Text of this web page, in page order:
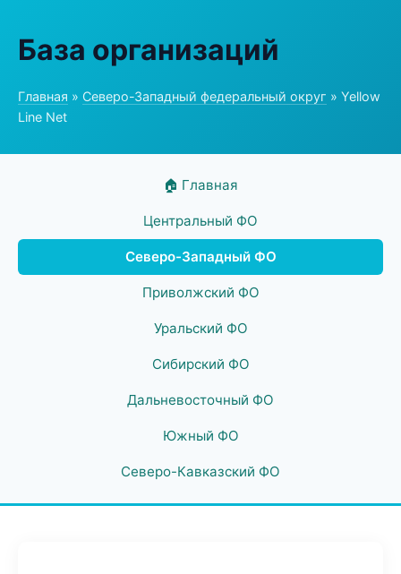
База организаций
Главная » Северо-Западный федеральный округ » Yellow
Line Net
🏠 Главная
Центральный ФО
Северо-Западный ФО
Приволжский ФО
Уральский ФО
Сибирский ФО
Дальневосточный ФО
Южный ФО
Северо-Кавказский ФО